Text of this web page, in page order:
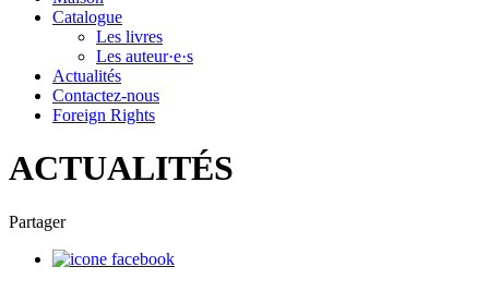
Catalogue
Les livres
Les auteur·e·s
Actualités
Contactez-nous
Foreign Rights
ACTUALITÉS
Partager